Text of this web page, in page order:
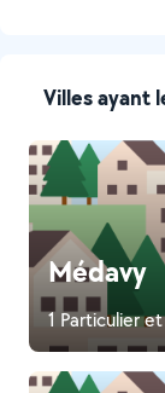
Villes ayant
Médavy
1 Particulier